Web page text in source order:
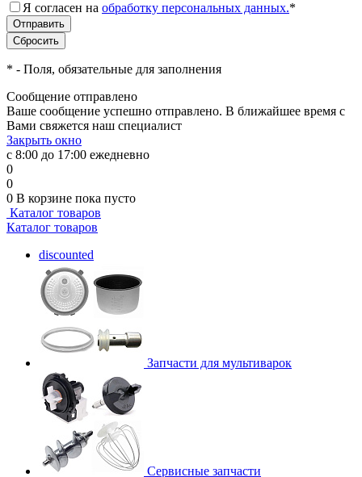
Я согласен на обработку персональных данных.*
* - Поля, обязательные для заполнения
Сообщение отправлено
Ваше сообщение успешно отправлено. В ближайшее время с
Вами свяжется наш специалист
Закрыть окно
с 8:00 до 17:00 ежедневно
0
0
0 В корзине пока пусто
Каталог товаров
Каталог товаров
discounted
Запчасти для мультиварок
Сервисные запчасти